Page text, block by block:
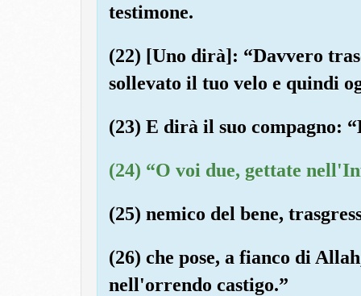
testimone.
(22) [Uno dirà]: “Davvero
sollevato il tuo velo e quindi
(23) E dirà il suo compagno:
(24) “O voi due, gettate
(25) nemico del bene,
(26) che pose, a fianco di
nell'orrendo castigo.”